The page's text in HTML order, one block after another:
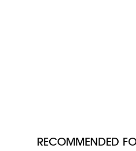
RECOMMENDED